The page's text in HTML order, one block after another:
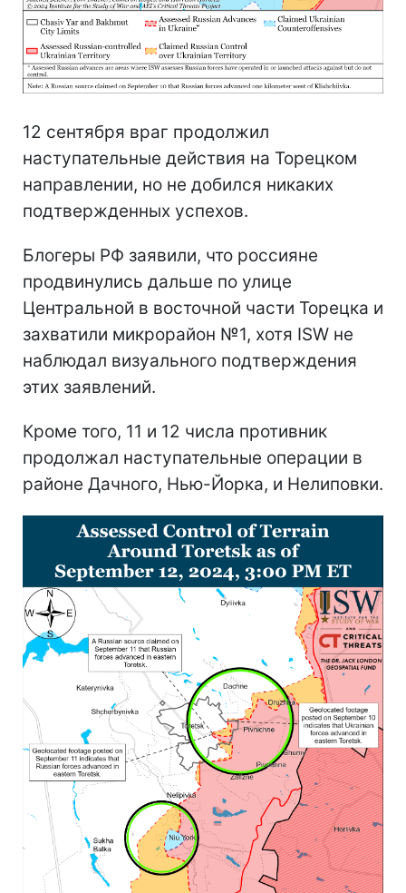
12 сентября враг продолжил
наступательные действия на Торецком
направлении, но не добился никаких
подтвержденных успехов.
Блогеры РФ заявили, что россияне
продвинулись дальше по улице
Центральной в восточной части Торецка и
захватили микрорайон №1, хотя ISW не
наблюдал визуального подтверждения
этих заявлений.
Кроме того, 11 и 12 числа противник
продолжал наступательные операции в
районе Дачного, Нью-Йорка, и Нелиповки.